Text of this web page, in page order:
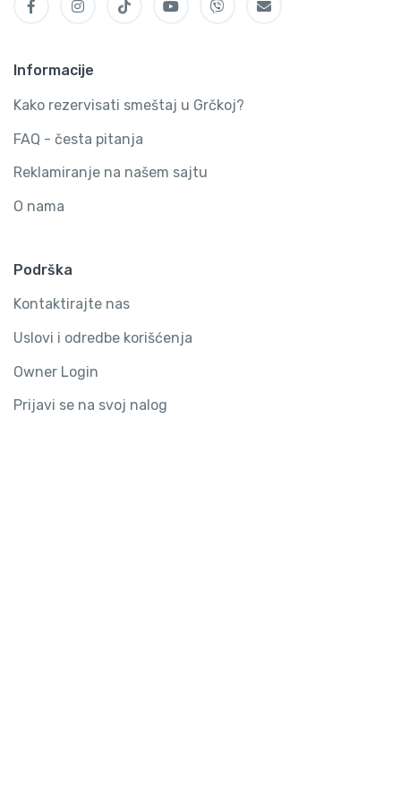
je celo ostrvo, da kažem, novoizgradjeno, jer je
da je celo ostrvo ostalo sravnjeno sa zemljom,
Ali je zato bogato prirodnim lepotama, koje
ostavljaju bez daha… Ukoliko se odlučite da
posetite Zakintos, čak i na kraju sezone, nećete
Laganasu, ili vam svaki dan bude aktivan, nećete
jednom vratiti Zakintosu, ali sa još jednim
Dijana Kostadinović
Informacije
Kako rezervisati smeštaj u Grčkoj?
FAQ - česta pitanja
Reklamiranje na našem sajtu
O nama
Podrška
Kontaktirajte nas
Uslovi i odredbe korišćenja
Owner Login
Prijavi se na svoj nalog